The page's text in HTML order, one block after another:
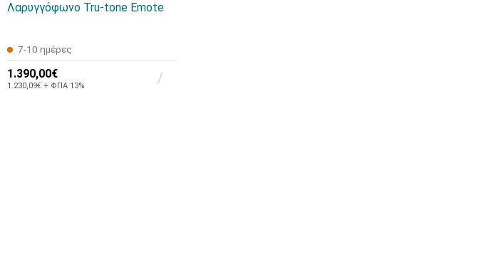
Λαρυγγόφωνο Tru-tone Emote
7-10 ημέρες
1.390,00€
1.230,09€ + ΦΠΑ 13%